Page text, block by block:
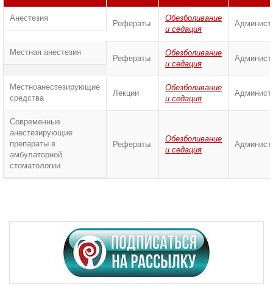
Анестезия
Рефераты
Обезболивание
и седация
Местная анестезия
Рефераты
Обезболивание
и седация
Местноанестезирующие
средства
Лекции
Обезболивание
и седация
Современные
анестезирующие
препараты в
амбулаторной
стоматологии
Рефераты
Обезболивание
и седация